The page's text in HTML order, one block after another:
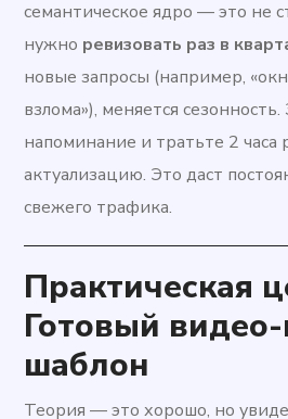
семантическое ядро — это не
нужно ревизовать раз в
новые запросы (например,
взлома»), меняется
напоминание и тратьте 2 часа
актуализацию. Это даст
свежего трафика.
Практическая
Готовый
шаблон
Теория — это хорошо, но